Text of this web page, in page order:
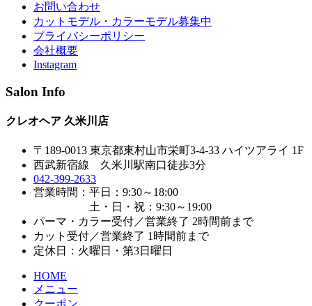
お問い合わせ
カットモデル・カラーモデル募集中
プライバシーポリシー
会社概要
Instagram
Salon Info
クレオヘア 久米川店
〒189-0013 東京都東村山市栄町3-4-33 ハイツアライ 1F
西武新宿線 久米川駅南口徒歩3分
042-399-2633
営業時間：平日：9:30～18:00
土・日・祝：9:30～19:00
パーマ・カラー受付／営業終了 2時間前まで
カット受付／営業終了 1時間前まで
定休日：火曜日・第3日曜日
HOME
メニュー